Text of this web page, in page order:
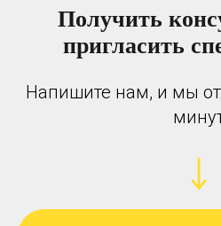
Получить
пригласить
Напишите нам, и мы